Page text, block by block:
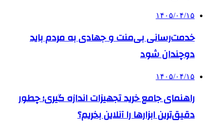
۱۴۰۵/۰۴/۱۵
خدمت‌رسانی بی‌منت و جهادی به مردم باید
دوچندان شود
۱۴۰۵/۰۴/۱۵
راهنمای جامع خرید تجهیزات اندازه گیری؛ چطور
دقیق‌ترین ابزارها را آنلاین بخریم؟